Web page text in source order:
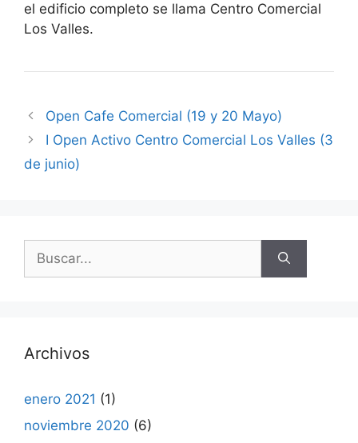
el edificio completo se llama Centro Comercial
Los Valles.
Open Cafe Comercial (19 y 20 Mayo)
I Open Activo Centro Comercial Los Valles (3
de junio)
Archivos
enero 2021 (1)
noviembre 2020 (6)